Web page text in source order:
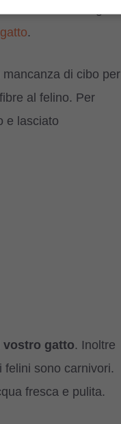
a non dargli
.
di cibo per
al felino. Per
e lasciato
vostro gatto. Inoltre
felini sono carnivori.
fresca e pulita.